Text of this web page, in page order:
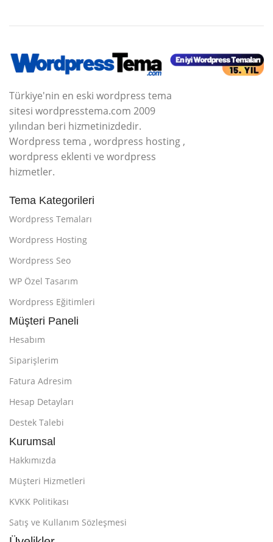
Türkiye'nin en eski wordpress tema
sitesi wordpresstema.com 2009
yılından beri hizmetinizdedir.
Wordpress tema , wordpress hosting ,
wordpress eklenti ve wordpress
hizmetler.
Tema Kategorileri
Wordpress Temaları
Wordpress Hosting
Wordpress Seo
WP Özel Tasarım
Wordpress Eğitimleri
Müşteri Paneli
Hesabım
Siparişlerim
Fatura Adresim
Hesap Detayları
Destek Talebi
Kurumsal
Hakkımızda
Müşteri Hizmetleri
KVKK Politikası
Satış ve Kullanım Sözleşmesi